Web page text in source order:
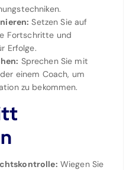
Setzen Sie auf
Fortschritte und
Erfolge.
Sprechen Sie mit
einem Coach, um
zu bekommen.
Wiegen Sie